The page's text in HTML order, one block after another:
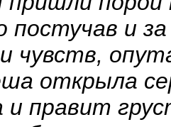
постучав и
чувств,
открыла
и правит